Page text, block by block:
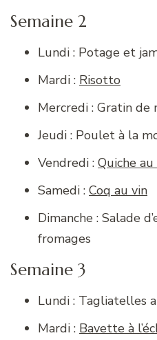
Semaine 2
Lundi : Potage et
Mardi : Risotto
Mercredi : Gratin de
Jeudi : Poulet à la
Vendredi : Quiche
Samedi : Coq au vin
Dimanche : Salade
fromages
Semaine 3
Lundi : Tagliatelles
Mardi : Bavette à